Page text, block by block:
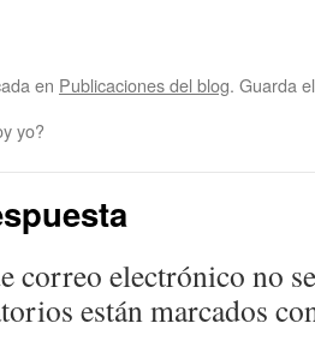
en Publicaciones del blog. Guarda
yo?
correo electrónico no
están marcados